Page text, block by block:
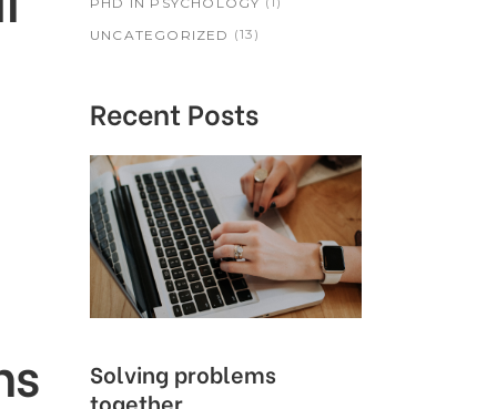
UNCATEGORIZED (13)
Recent Posts
Solving problems
together